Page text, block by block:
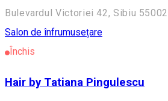
Bulevardul Victoriei 42, Sibiu
Salon de înfrumusețare
Închis
Hair by Tatiana Pingulescu